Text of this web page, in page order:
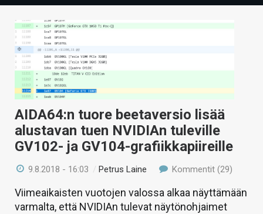
TECHBBS
TIETOA
HINTA.FI
KAUPPA
VAIHDA TEEMA
HAKU
AIDA64:n tuore beetaversio lisää
alustavan tuen NVIDIAn tuleville
GV102- ja GV104-grafiikkapiireille
9.8.2018 - 16:03 /Petrus Laine Kommentit (29)
Viimeaikaisten vuotojen valossa alkaa näyttämään
varmalta, että NVIDIAn tulevat näytönohjaimet